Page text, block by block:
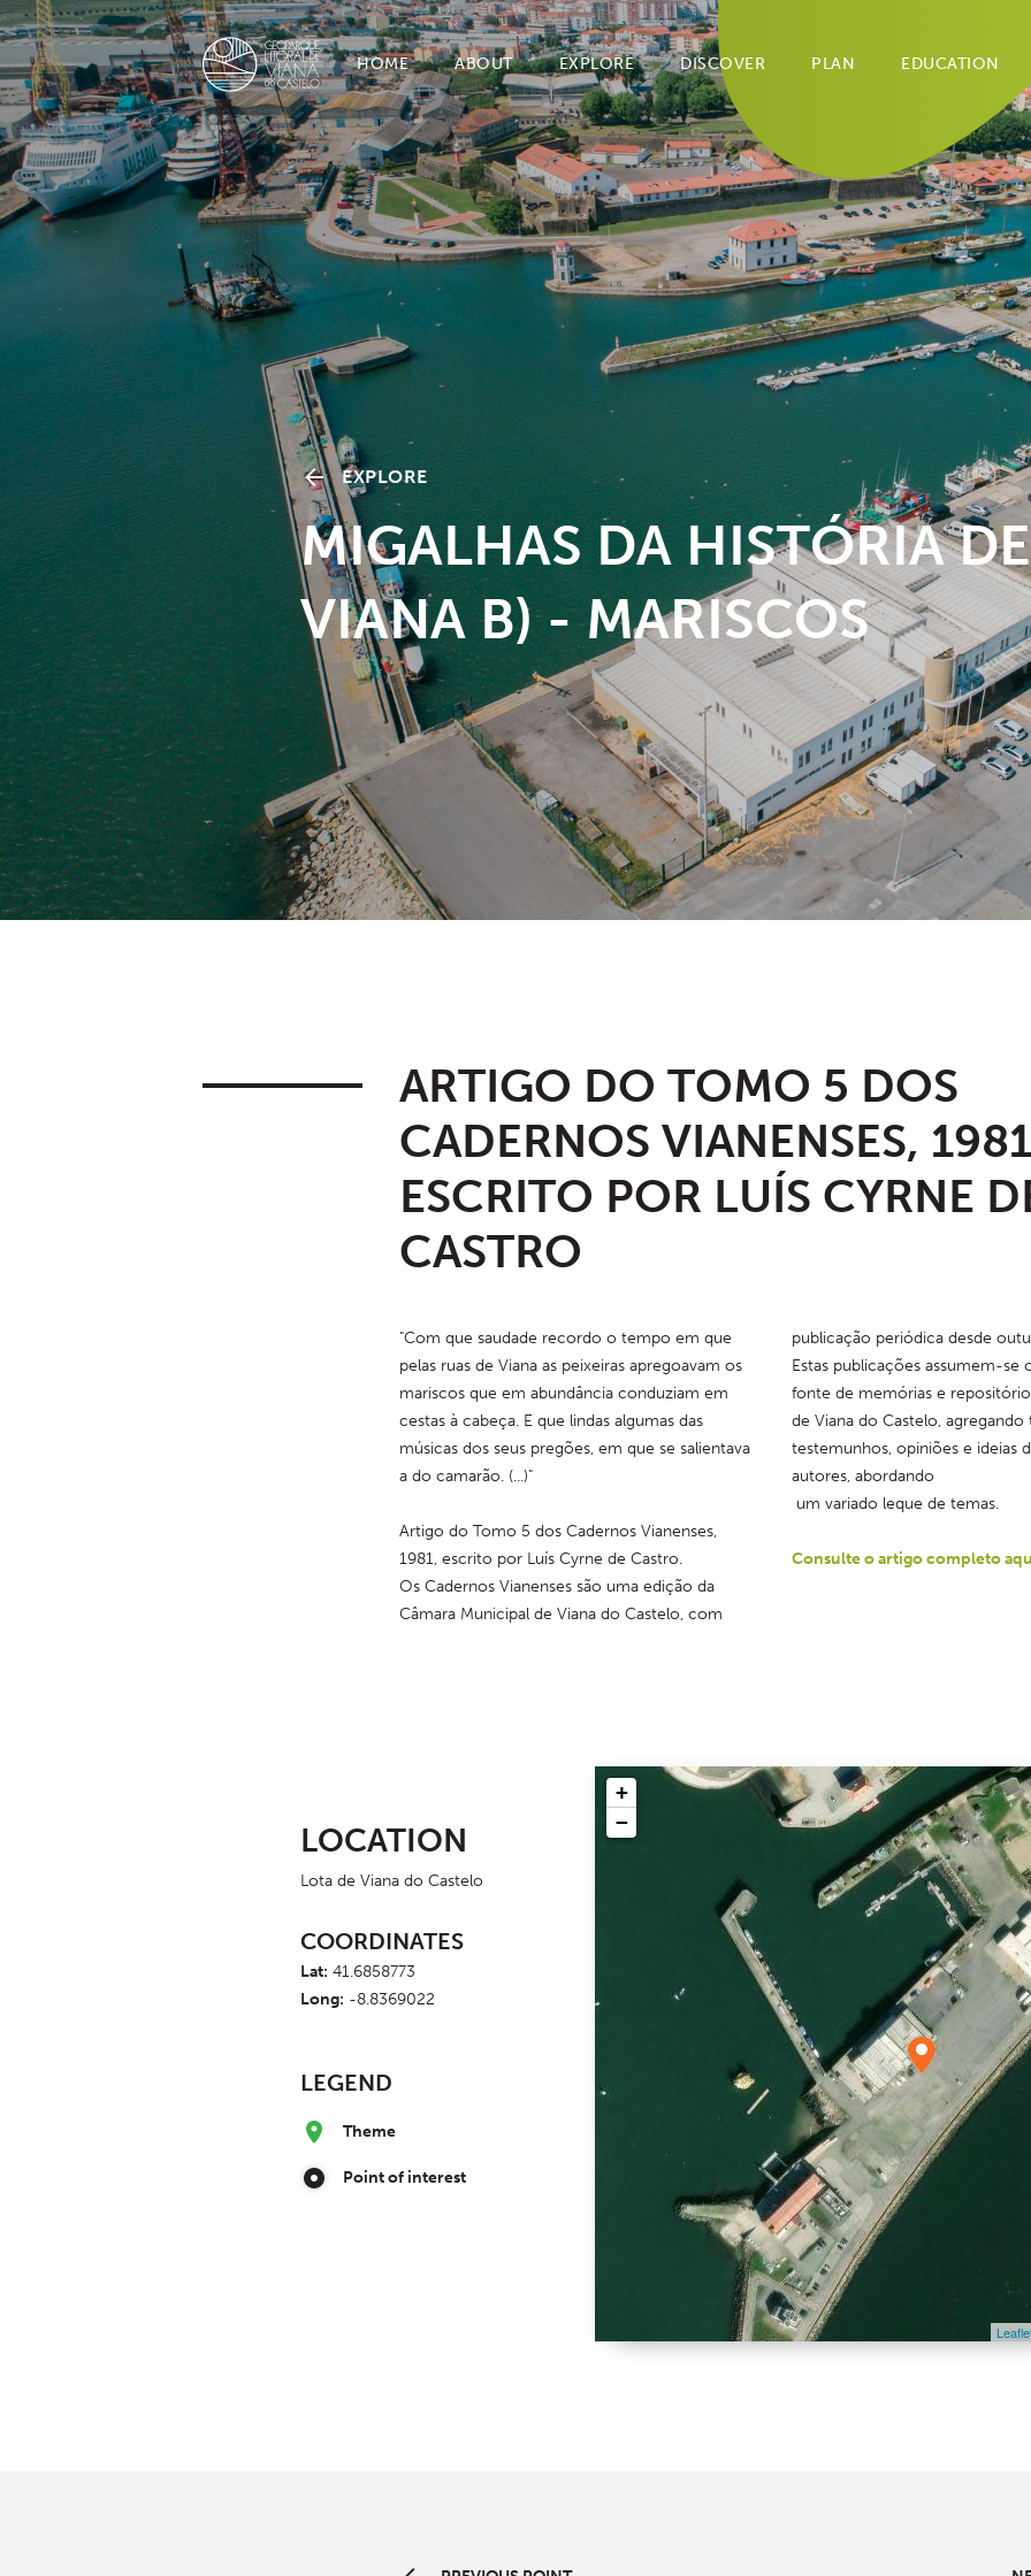
HOME ABOUT EXPLORE DISCOVER PLAN EDUCATION
EXPLORE
MIGALHAS DA HISTÓRIA DE
VIANA B) - MARISCOS
ARTIGO DO TOMO 5 DOS
CADERNOS VIANENSES,
ESCRITO POR LUÍS CYRNE
CASTRO
"Com que saudade recordo o tempo em que
pelas ruas de Viana as peixeiras apregoavam os
mariscos que em abundância conduziam em
cestas à cabeça. E que lindas algumas das
músicas dos seus pregões, em que se salientava
a do camarão. (...)"
Artigo do Tomo 5 dos Cadernos Vianenses,
1981, escrito por Luís Cyrne de Castro.
Os Cadernos Vianenses são uma edição da
Câmara Municipal de Viana do Castelo, com
publicação periódica desde
Estas publicações assumem-se
fonte de memórias e
de Viana do Castelo, agregando
testemunhos, opiniões e ideias
autores, abordando
um variado leque de temas.
Consulte o artigo completo
LOCATION
Lota de Viana do Castelo
COORDINATES
Lat: 41.6858773
Long: -8.8369022
LEGEND
Theme
Point of interest
+
−